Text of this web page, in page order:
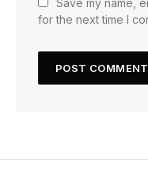
Save my name,
for the next time I